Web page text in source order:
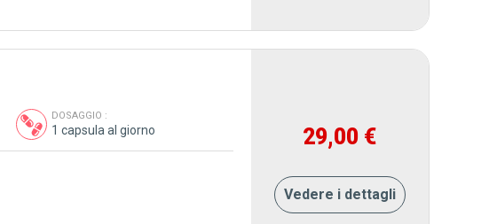
DOSAGGIO :
1 capsula al giorno 29,00 €
Vedere i dettagli